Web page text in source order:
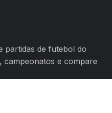
partidas de futebol do
campeonatos e compare